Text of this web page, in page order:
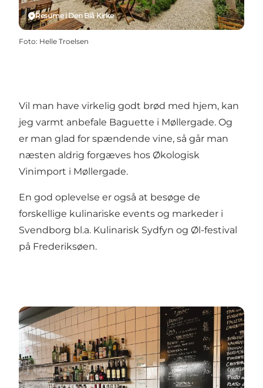
Resume i Den Blå Kirke
Foto: Helle Troelsen
Vil man have virkelig godt brød med hjem, kan
jeg varmt anbefale Baguette i Møllergade. Og
er man glad for spændende vine, så går man
næsten aldrig forgæves hos Økologisk
Vinimport i Møllergade.
En god oplevelse er også at besøge de
forskellige kulinariske events og markeder i
Svendborg bl.a. Kulinarisk Sydfyn og Øl-festival
på Frederiksøen.